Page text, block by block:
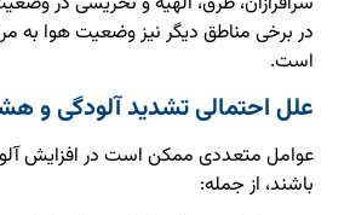
در برخی مناطق دیگر نیز وضعیت هوا به
است.
علل احتمالی تشدید آلودگی و
عوامل متعددی ممکن است در افزایش
باشند، از جمله: